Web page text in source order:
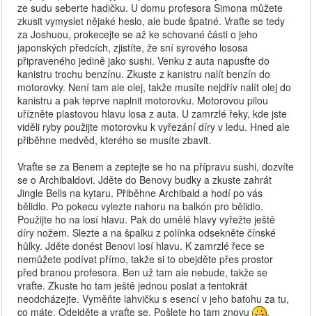
ze sudu seberte hadičku. U domu profesora Simona můžete
zkusit vymyslet nějaké heslo, ale bude špatné. Vraťte se tedy
za Joshuou, prokecejte se až ke schované části o jeho
japonských předcích, zjistíte, že sní syrového lososa
připraveného jedině jako sushi. Venku z auta napusťte do
kanistru trochu benzínu. Zkuste z kanistru nalít benzín do
motorovky. Není tam ale olej, takže musíte nejdřív nalít olej do
kanistru a pak teprve naplnit motorovku. Motorovou pilou
uřízněte plastovou hlavu losa z auta. U zamrzlé řeky, kde jste
viděli ryby použijte motorovku k vyřezání díry v ledu. Hned ale
přiběhne medvěd, kterého se musíte zbavit.
Vraťte se za Benem a zeptejte se ho na přípravu sushi, dozvíte
se o Archibaldovi. Jděte do Benovy budky a zkuste zahrát
Jingle Bells na kytaru. Přiběhne Archibald a hodí po vás
bělidlo. Po pokecu vylezte nahoru na balkón pro bělidlo.
Použijte ho na losí hlavu. Pak do umělé hlavy vyřežte ještě
díry nožem. Slezte a na špalku z polínka odsekněte čínské
hůlky. Jděte donést Benovi losí hlavu. K zamrzlé řece se
nemůžete podívat přímo, takže si to obejděte přes prostor
před branou profesora. Ben už tam ale nebude, takže se
vraťte. Zkuste ho tam ještě jednou poslat a tentokrát
neodcházejte. Vyměňte lahvičku s esencí v jeho batohu za tu,
co máte. Odejděte a vraťte se. Pošlete ho tam znovu
.